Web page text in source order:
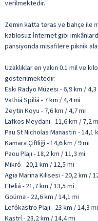
verilmektedir.
Zemin katta teras ve bahçe ile
kablosuz İnternet gibi
pansiyonda misafilere piknik
Uzaklıklar en yakın 0.1 mil ve
gösterilmektedir.
Eski Radyo Müzesi - 6,9 km / 4,3
Vathiá Spiliá - 7 km / 4,4 mi
Zeytin Koyu - 7,6 km / 4,7 mi
Lafkos Meydanı - 11,6 km / 7,2
Pau St Nicholas Manastırı - 14,1
Kamara Çiftliği - 14,6 km / 9 mi
Paou Plajı - 18,2 km / 11,3 mi
Mikró - 20,1 km / 12,5 mi
Agia Marina Kilisesi - 20,2 km /
Fteliá - 21,7 km / 13,5 mi
Goúrna - 22,6 km / 14,1 mi
Lefókastro Plajı - 23 km / 14,3 mi
Kastrí - 23,2 km / 14,4 mi